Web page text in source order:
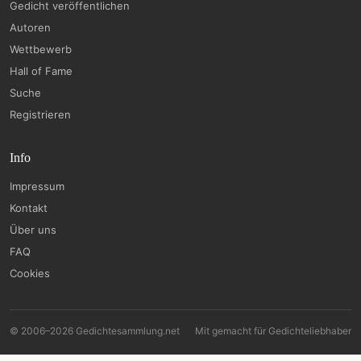
Gedicht veröffentlichen
Autoren
Wettbewerb
Hall of Fame
Suche
Registrieren
Info
Impressum
Kontakt
Über uns
FAQ
Cookies
© 2006–2026 Gedichtesammlung.net Mit gemacht für Gedichteliebhaber